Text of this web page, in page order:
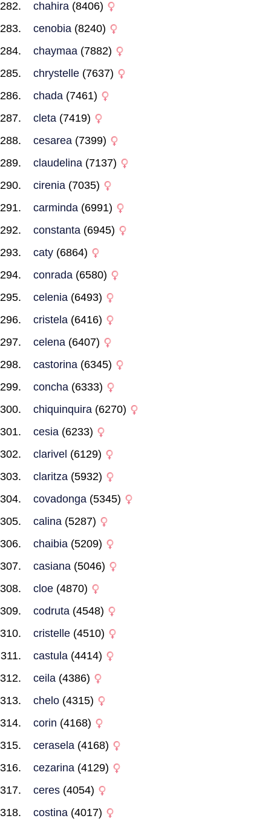
chahira (8406)
cenobia (8240)
chaymaa (7882)
chrystelle (7637)
chada (7461)
cleta (7419)
cesarea (7399)
claudelina (7137)
cirenia (7035)
carminda (6991)
constanta (6945)
caty (6864)
conrada (6580)
celenia (6493)
cristela (6416)
celena (6407)
castorina (6345)
concha (6333)
chiquinquira (6270)
cesia (6233)
clarivel (6129)
claritza (5932)
covadonga (5345)
calina (5287)
chaibia (5209)
casiana (5046)
cloe (4870)
codruta (4548)
cristelle (4510)
castula (4414)
ceila (4386)
chelo (4315)
corin (4168)
cerasela (4168)
cezarina (4129)
ceres (4054)
costina (4017)